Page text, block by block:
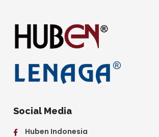
Social Media
Huben Indonesia